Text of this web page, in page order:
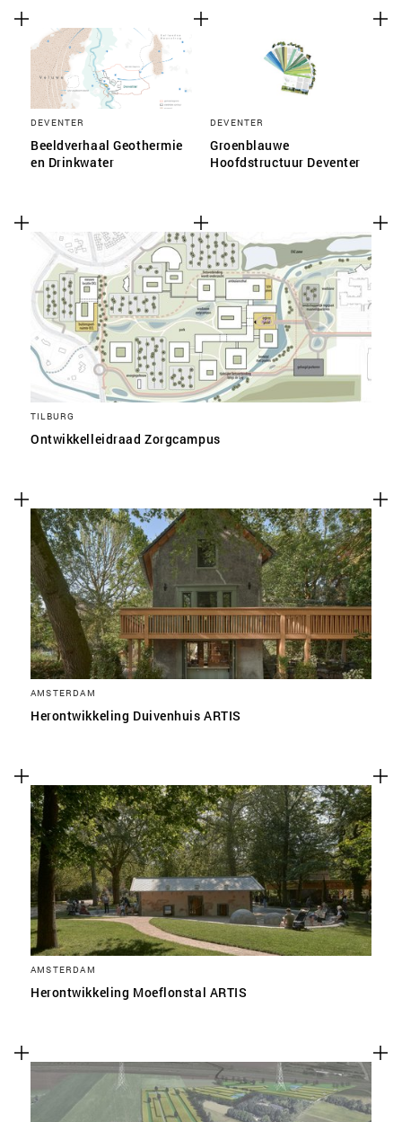
DEVENTER
Beeldverhaal Geothermie
en Drinkwater
DEVENTER
Groenblauwe
Hoofdstructuur Deventer
TILBURG
Ontwikkelleidraad Zorgcampus
AMSTERDAM
Herontwikkeling Duivenhuis ARTIS
AMSTERDAM
Herontwikkeling Moeflonstal ARTIS